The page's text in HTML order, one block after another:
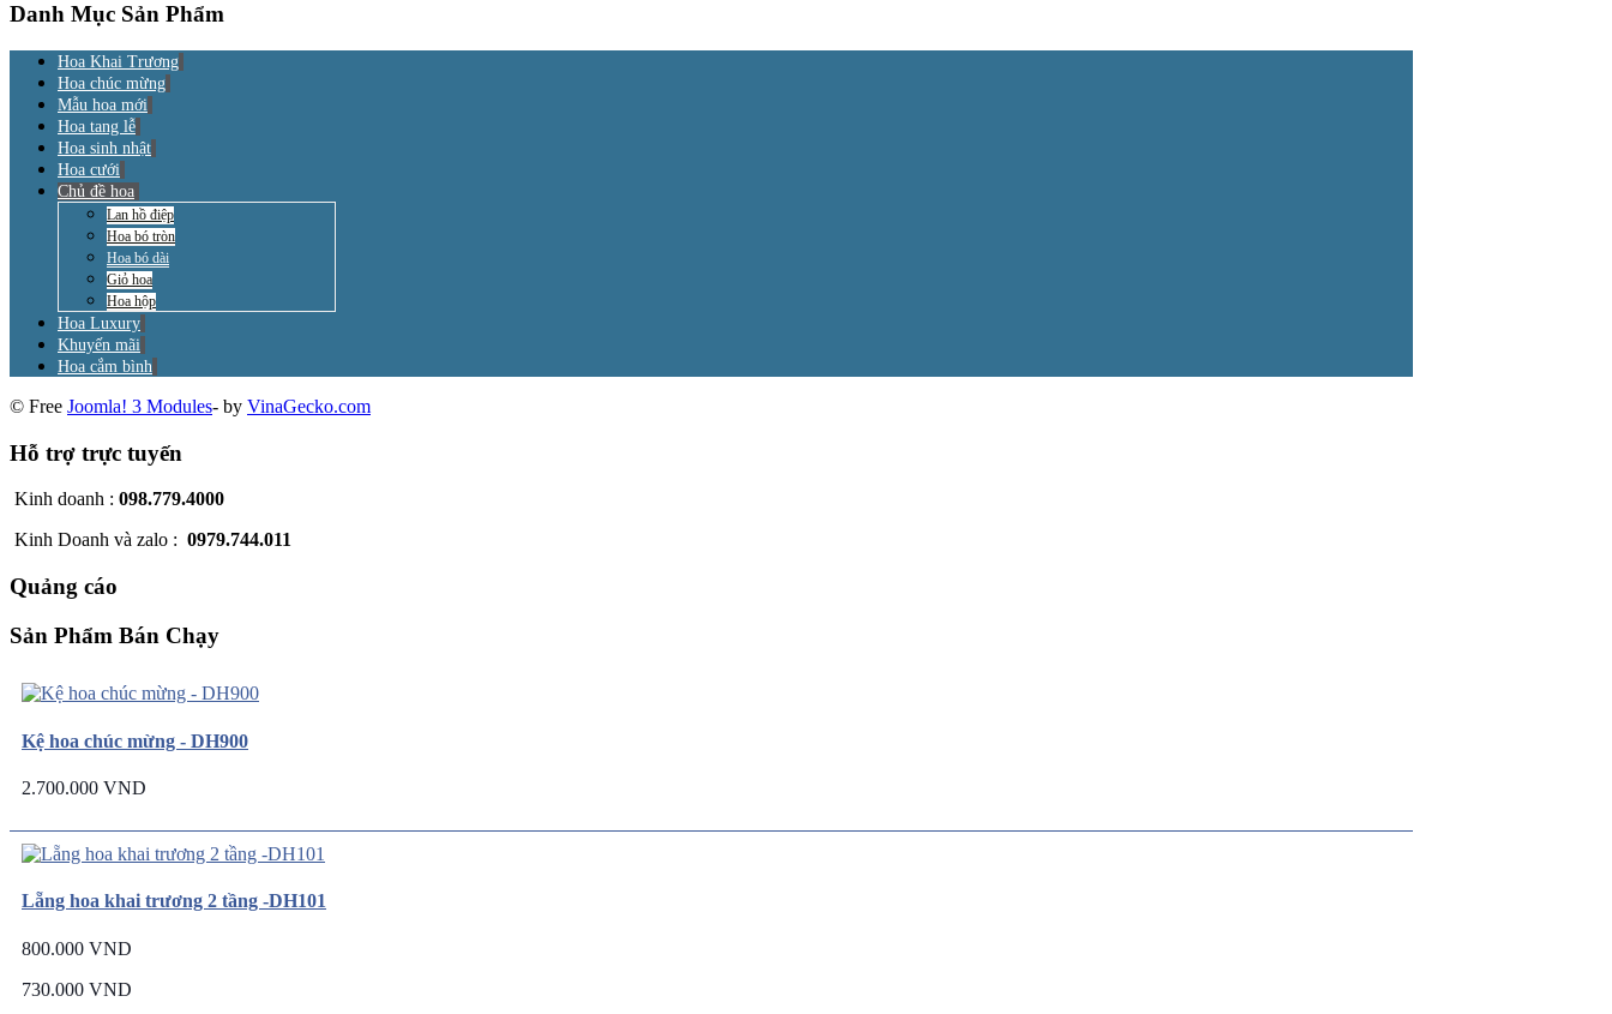
Danh Mục Sản Phẩm
Hoa Khai Trương
Hoa chúc mừng
Mẫu hoa mới
Hoa tang lễ
Hoa sinh nhật
Hoa cưới
Chủ đề hoa
Lan hồ điệp
Hoa bó tròn
Hoa bó dài
Giỏ hoa
Hoa hộp
Hoa Luxury
Khuyến mãi
Hoa cắm bình
© Free Joomla! 3 Modules- by VinaGecko.com
Hỗ trợ trực tuyến
Kinh doanh : 098.779.4000
Kinh Doanh và zalo : 0979.744.011
Quảng cáo
Sản Phẩm Bán Chạy
Kệ hoa chúc mừng - DH900
2.700.000 VND
Lẵng hoa khai trương 2 tầng -DH101
800.000 VND
730.000 VND